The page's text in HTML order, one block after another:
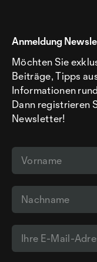
Anmeldung
Möchten Sie
Beiträge, Tipps
Informationen
Dann registrieren
Newsletter!